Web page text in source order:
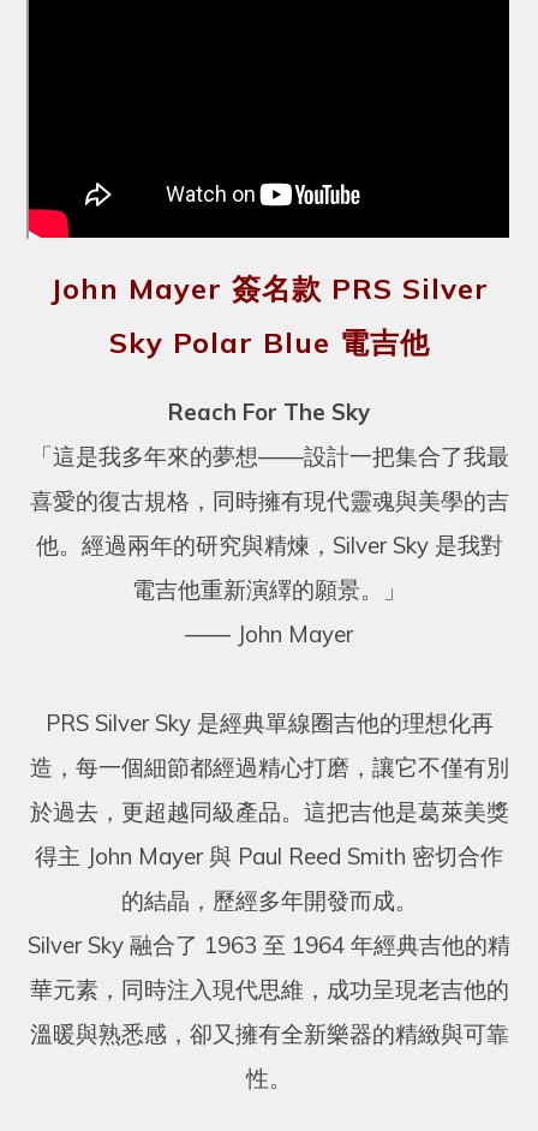
John Mayer 簽名款 PRS Silver
Sky Polar Blue 電吉他
Reach For The Sky
「這是我多年來的夢想——設計一把集合了我最
喜愛的復古規格，同時擁有現代靈魂與美學的吉
他。經過兩年的研究與精煉，Silver Sky 是我對
電吉他重新演繹的願景。」
—— John Mayer
PRS Silver Sky 是經典單線圈吉他的理想化再
造，每一個細節都經過精心打磨，讓它不僅有別
於過去，更超越同級產品。這把吉他是葛萊美獎
得主 John Mayer 與 Paul Reed Smith 密切合作
的結晶，歷經多年開發而成。
Silver Sky 融合了 1963 至 1964 年經典吉他的精
華元素，同時注入現代思維，成功呈現老吉他的
溫暖與熟悉感，卻又擁有全新樂器的精緻與可靠
性。